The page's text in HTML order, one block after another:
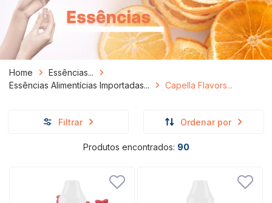
Home
Essências
Essências Alimentícias Importadas
Capella Flavors
Filtrar Ordenar por
Produtos encontrados: 90